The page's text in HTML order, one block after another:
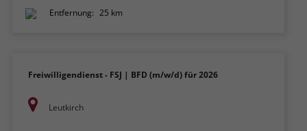
Entfernung: 25 km
Freiwilligendienst - FSJ | BFD (m/w/d) für 2026
Leutkirch